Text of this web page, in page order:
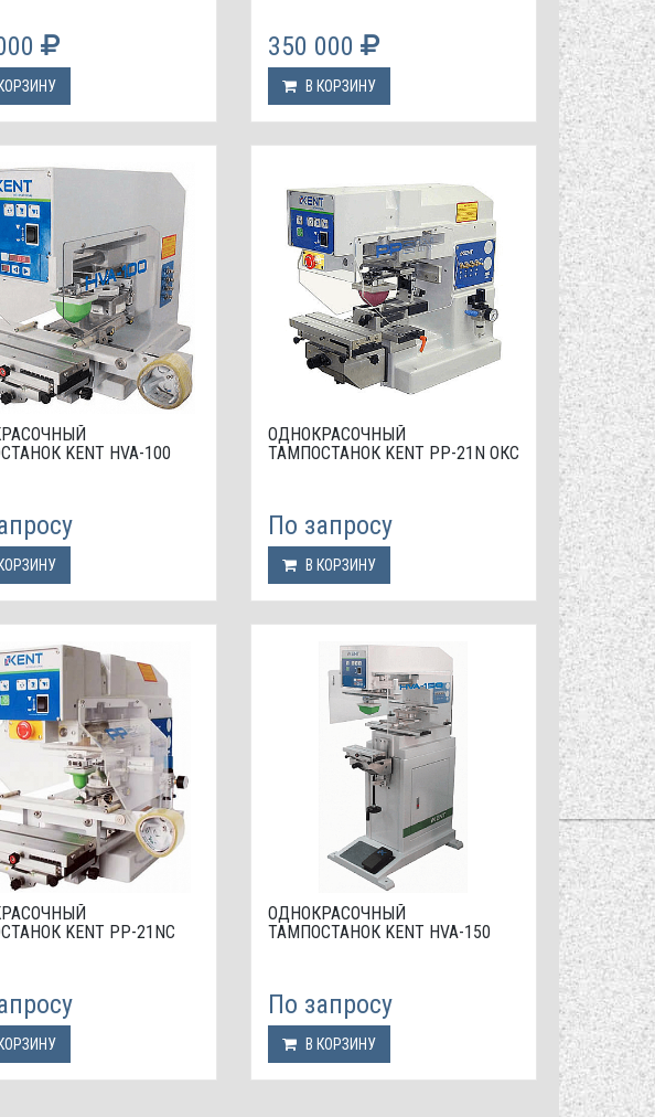
350 000
В КОРЗИНУ
KENT HVA-100
ОДНОКРАСОЧНЫЙ
ТАМПОСТАНОК KENT PP-21N ОКС
По запросу
В КОРЗИНУ
KENT PP-21NC
ОДНОКРАСОЧНЫЙ
ТАМПОСТАНОК KENT HVA-150
По запросу
В КОРЗИНУ